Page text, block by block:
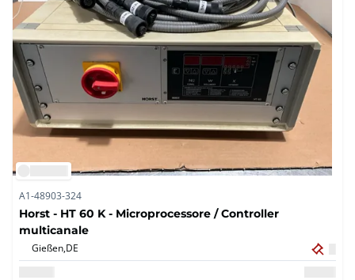
A1-48903-324
Horst - HT 60 K - Microprocessore / Controller
multicanale
Gießen,DE